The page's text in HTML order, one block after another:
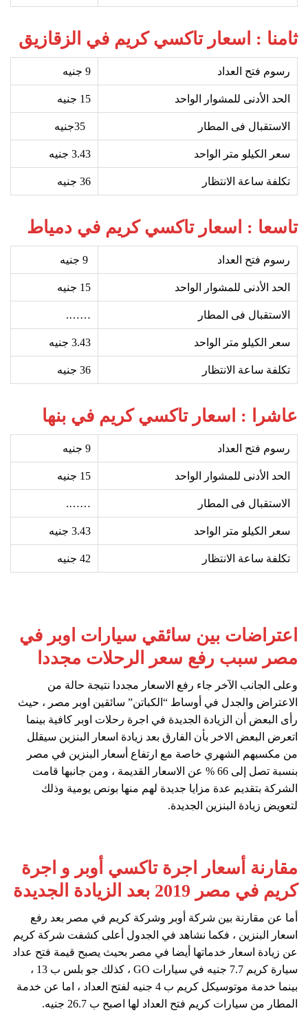
ثامنا : اسعار تاكسي كريم في الزقازيق
رسوم فتح العداد 9 جنيه
الحد الأدنى للمشوار الواحد 15 جنيه
الاستقبال فى المطار 35جنيه
سعر الكيلو متر الواحد 3.43 جنيه
تكلفة ساعة الانتظار 36 جنيه
تاسعا : اسعار تاكسي كريم في دمياط
رسوم فتح العداد 9 جنيه
الحد الأدنى للمشوار الواحد 15 جنيه
الاستقبال فى المطار …….
سعر الكيلو متر الواحد 3.43 جنيه
تكلفة ساعة الانتظار 36 جنيه
عاشرا : اسعار تاكسي كريم في بنها
رسوم فتح العداد 9 جنيه
الحد الأدنى للمشوار الواحد 15 جنيه
الاستقبال فى المطار …….
سعر الكيلو متر الواحد 3.43 جنيه
تكلفة ساعة الانتظار 42 جنيه
اعتراضات بين سائقي سيارات اوبر في
مصر سبب رفع سعر الرحلات مجددا
وعلى الجانب الآخر جاء رفع الاسعار مجددا نتيجة حالة من
الاعتراض والجدل في أوساط “الكباتن” سائقين اوبر مصر ، حيث
رأى البعض أن الزيادة الجديدة في اجرة رحلات اوبر كافية بينما
اتعرض البعض الاخر بأن الفارق بعد زيادة اسعار البنزين سيقلل
من مكسبهم الشهري خاصة مع ارتفاع أسعار البنزين في مصر
بنسبة تصل إلى 66 % عن الاسعار القديمة ، ومن جانبها قامت
الشركة بتقديم عدة مزايا جديدة لهم منها بونص يومية وذلك
لتعويض زيادة البنزين الجديدة.
مقارنة أسعار اجرة تاكسي أوبر و اجرة
كريم في مصر 2019 بعد الزيادة الجديدة
أما عن مقارنة بين شركة أوبر وشركة كريم في مصر بعد رفع
اسعار البنزين ، فكما نشاهد في الجدول أعلى كشفت شركة كريم
عن زيادة اسعار خدماتها أيضا في مصر بحيث يصبح قيمة فتح عداد
سيارة كريم 7.7 جنيه في سيارات GO ، كذلك جو بلس ب 13 ،
بينما خدمة موتوسيكل كريم ب 4 جنيه لفتح العداد ، اما عن خدمة
المطار من سيارات كريم فتح العداد لها اصبح ب 26.7 جنيه.